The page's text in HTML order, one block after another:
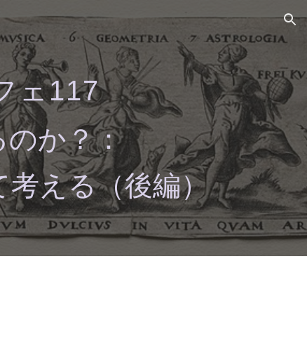
ェ117
のか？：
える（後編）